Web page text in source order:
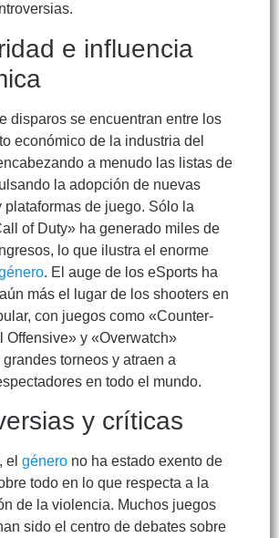
e influencia
disparos se encuentran entre los
económico de la industria del
a menudo las listas de
la adopción de nuevas
plataformas de juego. Sólo la
of Duty» ha generado miles de
lo que ilustra el enorme
. El auge de los eSports ha
más el lugar de los shooters en
con juegos como «Counter-
Offensive» y «Overwatch»
torneos y atraen a
en todo el mundo.
y críticas
el género no ha estado exento de
todo en lo que respecta a la
de la violencia. Muchos juegos
sido el centro de debates sobre